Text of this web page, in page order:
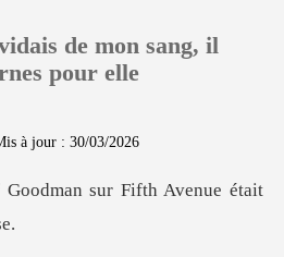
de mon sang, il
pour elle
à jour : 30/03/2026
dman sur Fifth Avenue était